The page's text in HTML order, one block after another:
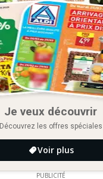
Je veux découvrir
Découvrez les offres spéciales
Voir plus
PUBLICITÉ